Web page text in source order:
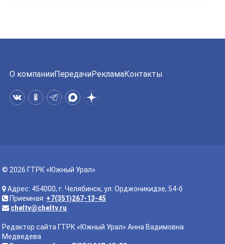
О компанииПередачиРекламаКонтакты
© 2026 ГТРК «Южный Урал»
Адрес: 454000, г. Челябинск, ул. Орджоникидзе, 54-б
Приемная: +7(351)267-13-45
cheltv@cheltv.ru
Редактор сайта ГТРК «Южный Урал» Анна Вадимовна
Медведева